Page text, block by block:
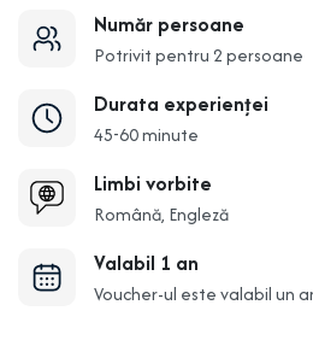
Număr persoane
Potrivit pentru 2 persoane
Durata experienței
45-60 minute
Limbi vorbite
Română, Engleză
Valabil 1 an
Voucher-ul este valabil un